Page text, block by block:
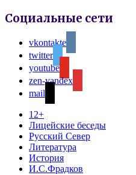
Социальные сети
vkontakte
twitter
youtube
zen-yandex
mail
12+
Лицейские беседы
Русский Север
Литература
История
И.С.Фрадков